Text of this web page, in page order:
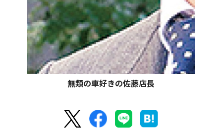
無類の車好きの佐藤店長